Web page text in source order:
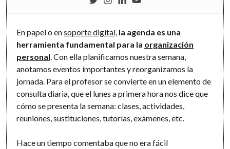
En papel o ensoporte digital la agenda es una
herramienta fundamental para la organización
personal . Con ella planificamos nuestra semana,
anotamos eventos importantes y reorganizamos la
jornada. Para el profesor se convierte en un elemento de
consulta diaria, que el lunes a primera hora nos dice que
cómo se presenta la semana: clases, actividades,
reuniones, sustituciones, tutorías, exámenes, etc.
Hace un tiempo comentaba que no era fácil